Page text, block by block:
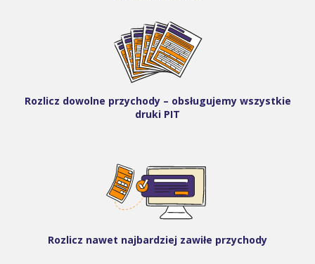
Rozlicz dowolne przychody – obsługujemy wszystkie
druki PIT
Rozlicz nawet najbardziej zawiłe przychody